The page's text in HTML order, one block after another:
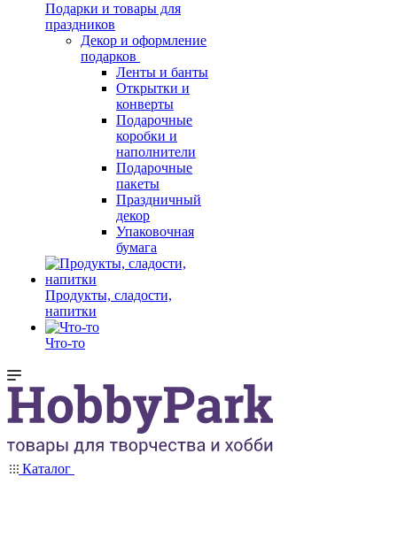
Подарки и товары для
праздников
Декор и оформление
подарков
Ленты и банты
Открытки и
конверты
Подарочные
коробки и
наполнители
Подарочные
пакеты
Праздничный
декор
Упаковочная
бумага
Продукты, сладости,
напитки
Что-то
Каталог